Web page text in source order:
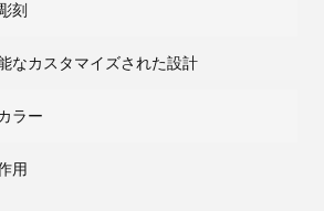
刻
なカスタマイズされた設計
ラー
用